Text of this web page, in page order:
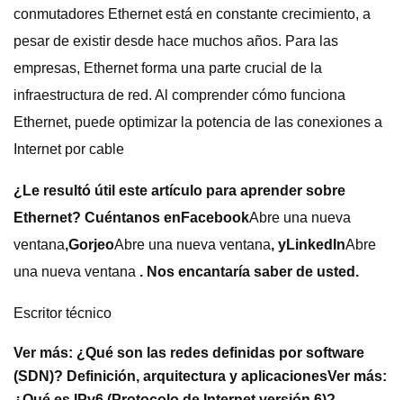
conmutadores Ethernet está en constante crecimiento, a
pesar de existir desde hace muchos años. Para las
empresas, Ethernet forma una parte crucial de la
infraestructura de red. Al comprender cómo funciona
Ethernet, puede optimizar la potencia de las conexiones a
Internet por cable
¿Le resultó útil este artículo para aprender sobre
Ethernet? Cuéntanos en FacebookAbre una nueva
ventana,GorjeoAbre una nueva ventana, yLinkedInAbre
una nueva ventana . Nos encantaría saber de usted.
Escritor técnico
Ver más: ¿Qué son las redes definidas por software
(SDN)? Definición, arquitectura y aplicacionesVer más: